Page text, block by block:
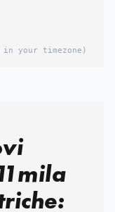
in your timezone)